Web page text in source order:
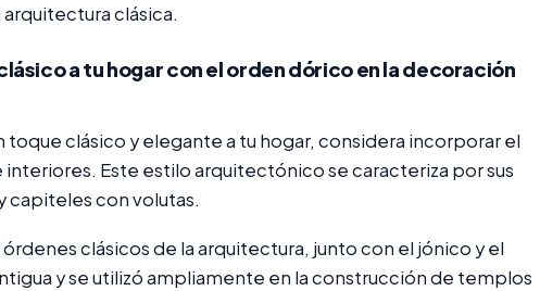
clásica.
a tu hogar con el orden dórico en la decoración
toque clásico y elegante a tu hogar, considera incorporar el
Este estilo arquitectónico se caracteriza por sus
capiteles con volutas.
clásicos de la arquitectura, junto con el jónico y el
y se utilizó ampliamente en la construcción de templos